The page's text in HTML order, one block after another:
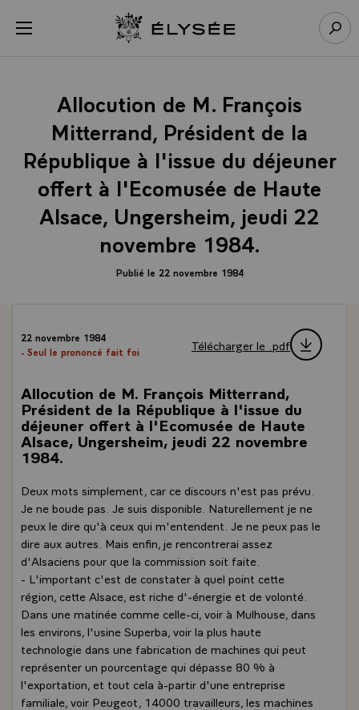
menu Retour à l’accueil Élysée
Allocution de M. François
Mitterrand, Président de la
République à l'issue du déjeuner
offert à l'Ecomusée de Haute
Alsace, Ungersheim, jeudi 22
novembre 1984.
Publié le 22 novembre 1984
22 novembre 1984
- Seul le prononcé fait foi
Télécharger le .pdf
Allocution de M. François Mitterrand,
Président de la République à l'issue du
déjeuner offert à l'Ecomusée de Haute
Alsace, Ungersheim, jeudi 22 novembre
1984.
Deux mots simplement, car ce discours n'est pas prévu.
Je ne boude pas. Je suis disponible. Naturellement je ne
peux le dire qu'à ceux qui m'entendent. Je ne peux pas le
dire aux autres. Mais enfin, je rencontrerai assez
d'Alsaciens pour que la commission soit faite.
- L'important c'est de constater à quel point cette
région, cette Alsace, est riche d'-énergie et de volonté.
Dans une matinée comme celle-ci, voir à Mulhouse, dans
les environs, l'usine Superba, voir la plus haute
technologie dans une fabrication de machines qui peut
représenter un pourcentage qui dépasse 80 % à
l'exportation, et tout cela à-partir d'une entreprise
familiale, voir Peugeot, 14000 travailleurs, les machines
Panneau de gestion des cookies